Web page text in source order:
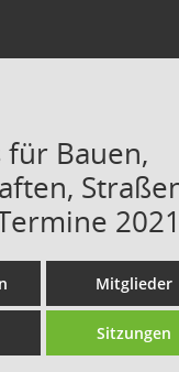
für Bauen,
2021
Mitglieder
Sitzungen